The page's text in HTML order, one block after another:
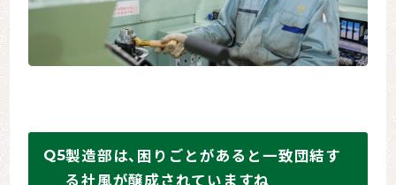
製造部は、困りごとがあると一致団結す
る社風が醸成されていますね